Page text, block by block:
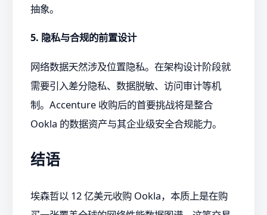
抽象。
5. 隐私与合规的前置设计
网络数据天然涉及位置隐私。在架构设计阶段就
需要引入差分隐私、数据脱敏、访问审计等机
制。Accenture 收购后的首要挑战将是整合
Ookla 的数据资产与其企业级安全合规能力。
结语
埃森哲以 12 亿美元收购 Ookla，本质上是在购